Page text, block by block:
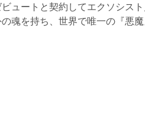
ュートと契約してエクソシス
魂を持ち、世界で唯一の『悪